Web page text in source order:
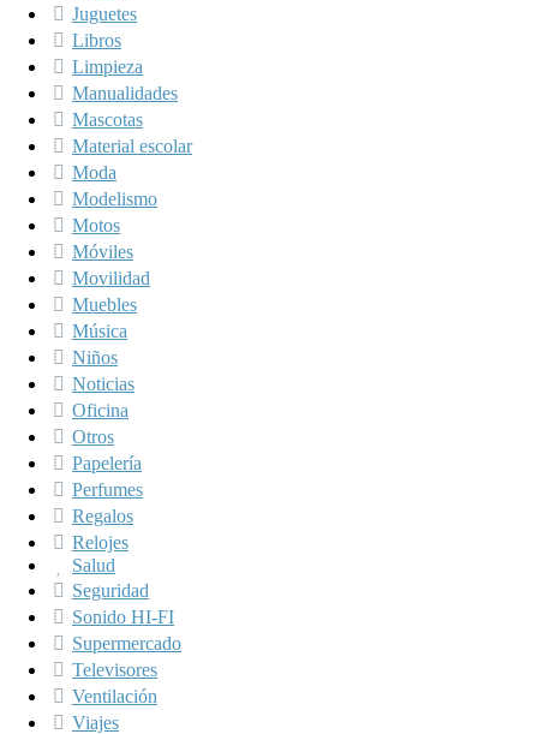
Juguetes
Libros
Limpieza
Manualidades
Mascotas
Material escolar
Moda
Modelismo
Motos
Móviles
Movilidad
Muebles
Música
Niños
Noticias
Oficina
Otros
Papelería
Perfumes
Regalos
Relojes
Salud
Seguridad
Sonido HI-FI
Supermercado
Televisores
Ventilación
Viajes